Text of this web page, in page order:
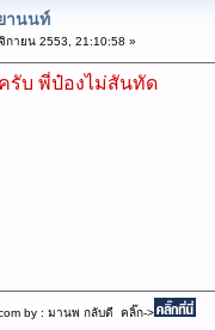
านนท์
ายน 2553, 21:10:58 »
รับ พี่ป๋องไม่สันทัด
by : มานพ กลับดี คลิ๊ก->